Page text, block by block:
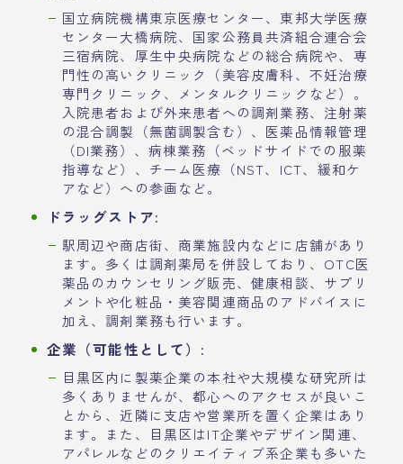
国立病院機構東京医療センター、東邦大学医療
センター大橋病院、国家公務員共済組合連合会
三宿病院、厚生中央病院などの総合病院や、専
門性の高いクリニック（美容皮膚科、不妊治療
専門クリニック、メンタルクリニックなど）。
入院患者および外来患者への調剤業務、注射薬
の混合調製（無菌調製含む）、医薬品情報管理
（DI業務）、病棟業務（ベッドサイドでの服薬
指導など）、チーム医療（NST、ICT、緩和ケ
アなど）への参画など。
ドラッグストア:
駅周辺や商店街、商業施設内などに店舗があり
ます。多くは調剤薬局を併設しており、OTC医
薬品のカウンセリング販売、健康相談、サプリ
メントや化粧品・美容関連商品のアドバイスに
加え、調剤業務も行います。
企業（可能性として）:
目黒区内に製薬企業の本社や大規模な研究所は
多くありませんが、都心へのアクセスが良いこ
とから、近隣に支店や営業所を置く企業はあり
ます。また、目黒区はIT企業やデザイン関連、
アパレルなどのクリエイティブ系企業も多いた